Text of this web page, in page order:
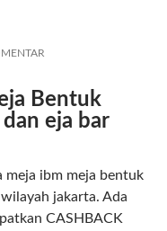
Bentuk
eja bar
meja ibm meja bentuk
jakarta. Ada
CASHBACK